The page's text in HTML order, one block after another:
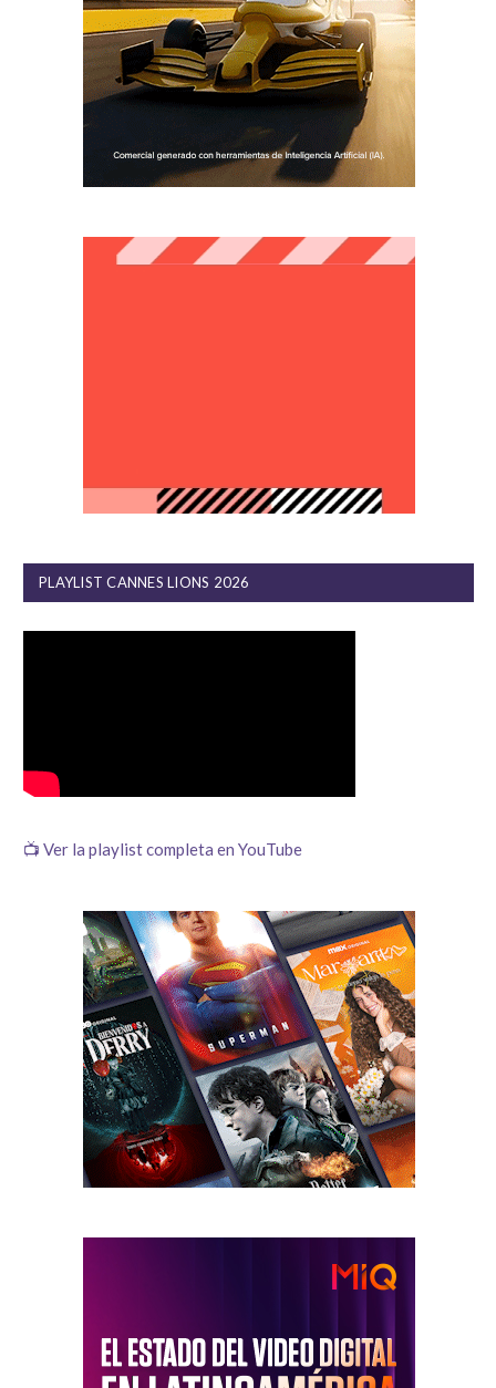
PLAYLIST CANNES LIONS 2026
📺 Ver la playlist completa en YouTube